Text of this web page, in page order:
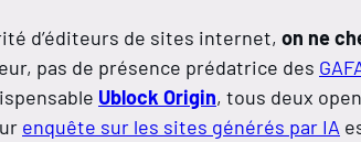
d’éditeurs de sites internet, on ne
pas de présence prédatrice des
Ublock Origin, tous deux
enquête sur les sites générés par IA